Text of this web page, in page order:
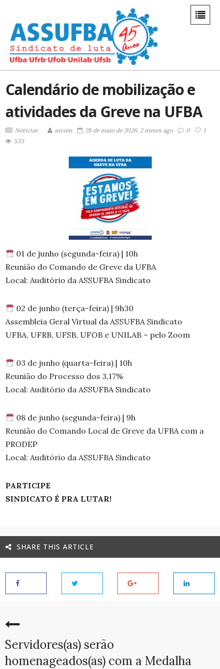
Calendário de mobilização e
atividades da Greve na UFBA
Notícias ascom 28 de maio de 2026, 2 meses ago 0
1
535
01 de junho (segunda-feira) | 10h
Reunião do Comando de Greve da UFBA
Local: Auditório da ASSUFBA Sindicato
02 de junho (terça-feira) | 9h30
Assembleia Geral Virtual da ASSUFBA Sindicato
UFBA, UFRB, UFSB, UFOB e UNILAB – pelo Zoom
03 de junho (quarta-feira) | 10h
Reunião do Processo dos 3,17%
Local: Auditório da ASSUFBA Sindicato
08 de junho (segunda-feira) | 9h
Reunião do Comando Local de Greve da UFBA com a
PRODEP
Local: Auditório da ASSUFBA Sindicato
PARTICIPE
SINDICATO É PRA LUTAR!
SHARE THIS ARTICLE
Servidores(as) serão
homenageados(as) com a Medalha